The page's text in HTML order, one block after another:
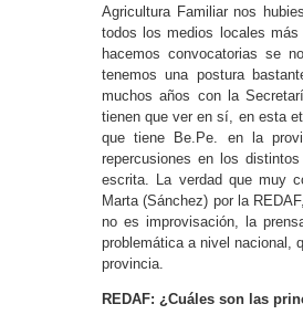
Agricultura Familiar nos
todos los medios locales
hacemos convocatorias se
tenemos una postura
muchos años con la
tienen que ver en sí, en esta
que tiene Be.Pe. en la
repercusiones en los
escrita. La verdad que muy
Marta (Sánchez) por la
no es improvisación, la
problemática a nivel nacional,
provincia.
REDAF: ¿Cuáles son las